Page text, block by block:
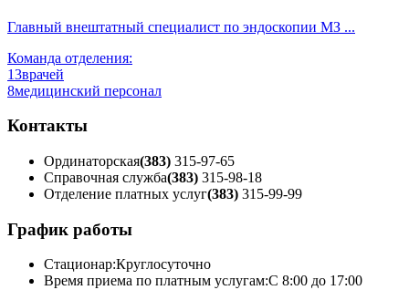
Главный внештатный специалист по эндоскопии МЗ ...
Команда отделения:
13врачей
8медицинский персонал
Контакты
Ординаторская(383) 315-97-65
Справочная служба(383) 315-98-18
Отделение платных услуг(383) 315-99-99
График работы
Стационар:Круглосуточно
Время приема по платным услугам:С 8:00 до 17:00